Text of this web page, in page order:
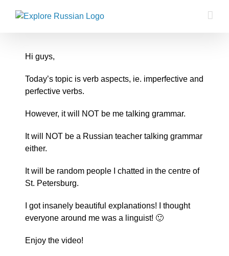
Hi guys,
Today’s topic is verb aspects, ie. imperfective and
perfective verbs.
However, it will NOT be me talking grammar.
It will NOT be a Russian teacher talking grammar
either.
It will be random people I chatted in the centre of
St. Petersburg.
I got insanely beautiful explanations! I thought
everyone around me was a linguist! 🙂
Enjoy the video!